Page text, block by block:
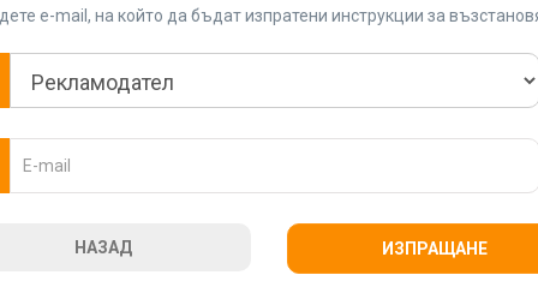
e-mail, на който да бъдат изпратени инструкции за
НАЗАД ИЗПРАЩАНЕ